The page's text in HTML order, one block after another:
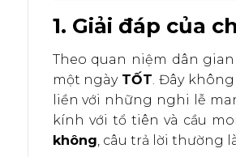
1. Giải đáp của
Theo quan niệm dân
một ngày TỐT. Đây
liền với những nghi lễ
kính với tổ tiên và cầu
không, câu trả lời thường